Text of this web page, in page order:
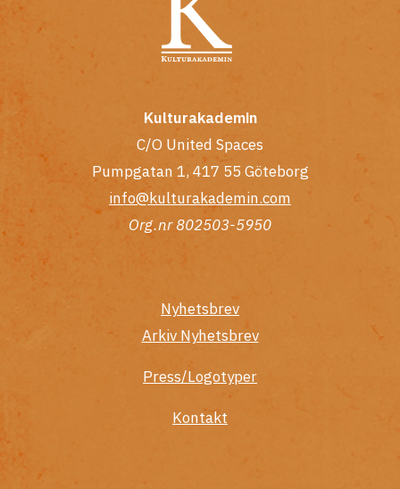
Kulturakademin
C/O United Spaces
Pumpgatan 1, 417 55 Göteborg
info@kulturakademin.com
Org.nr 802503-5950
Nyhetsbrev
Arkiv Nyhetsbrev
Press/Logotyper
Kontakt